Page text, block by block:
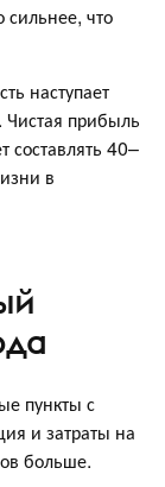
что
наступает
прибыль
40–
в
пункты с
и затраты на
больше.